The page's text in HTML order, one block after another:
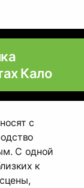
Кало
с
С одной
к